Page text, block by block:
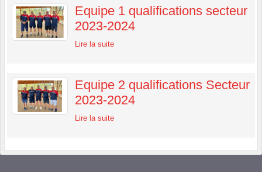
Equipe 1 qualifications secteur
2023-2024
Lire la suite
Equipe 2 qualifications Secteur
2023-2024
Lire la suite